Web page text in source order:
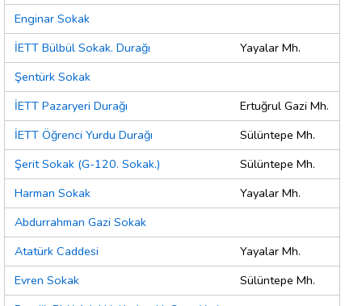
Enginar Sokak
İETT Bülbül Sokak. Durağı
Yayalar Mh.
Şentürk Sokak
İETT Pazaryeri Durağı
Ertuğrul Gazi Mh.
İETT Öğrenci Yurdu Durağı
Sülüntepe Mh.
Şerit Sokak (G-120. Sokak.)
Sülüntepe Mh.
Harman Sokak
Yayalar Mh.
Abdurrahman Gazi Sokak
Atatürk Caddesi
Yayalar Mh.
Evren Sokak
Sülüntepe Mh.